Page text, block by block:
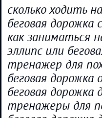
сколько ходить
беговая дорожка
как заниматься
эллипс или
тренажер для
беговая
беговая дорожка
тренажеры для